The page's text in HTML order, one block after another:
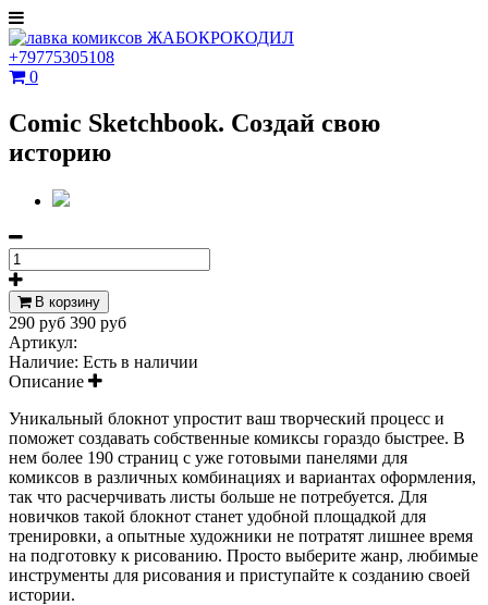
+79775305108
0
Comic Sketchbook. Создай свою
историю
В корзину
290 руб 390 руб
Артикул:
Наличие: Есть в наличии
Описание
Уникальный блокнот упростит ваш творческий процесс и
поможет создавать собственные комиксы гораздо быстрее. В
нем более 190 страниц с уже готовыми панелями для
комиксов в различных комбинациях и вариантах оформления,
так что расчерчивать листы больше не потребуется. Для
новичков такой блокнот станет удобной площадкой для
тренировки, а опытные художники не потратят лишнее время
на подготовку к рисованию. Просто выберите жанр, любимые
инструменты для рисования и приступайте к созданию своей
истории.